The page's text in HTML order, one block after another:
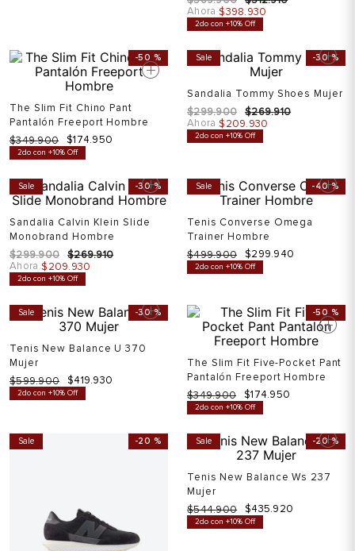
Ahora $398.930
2do con +10% Off
-50 %
The Slim Fit Chino Pant
Pantalón Freeport Hombre
$349.900 $174.950
2do con +10% Off
Sale -30 %
Sandalia Tommy Shoes Mujer
$299.900 $269.910
Ahora $209.930
2do con +10% Off
Sale -30 %
Sandalia Calvin Klein Slide
Monobrand Hombre
$299.900 $269.910
Ahora $209.930
2do con +10% Off
Sale -40 %
Tenis Converse Omega
Trainer Hombre
$499.900 $399.920
Ahora $ 299.940
Sale -30 %
Tenis New Balance U 370
Mujer
$599.900 $419.930
2do con +10% Off
-50 %
The Slim Fit Five-Pocket Pant
Pantalón Freeport Hombre
$349.900 $174.950
2do con +10% Off
Sale -20 % Sale -20 %
Tenis New Balance Ws 237
Mujer
$544.900 $435.920
2do con +10% Off